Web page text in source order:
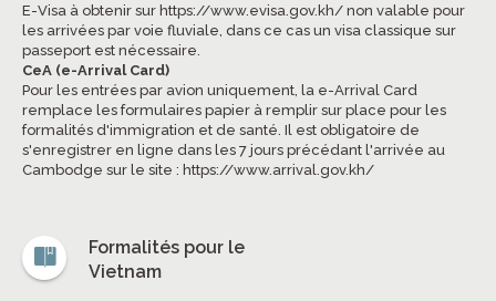
E-Visa à obtenir sur https://www.evisa.gov.kh/ non valable pour
les arrivées par voie fluviale, dans ce cas un visa classique sur
passeport est nécessaire.
CeA (e-Arrival Card)
Pour les entrées par avion uniquement, la e-Arrival Card
remplace les formulaires papier à remplir sur place pour les
formalités d'immigration et de santé. Il est obligatoire de
s'enregistrer en ligne dans les 7 jours précédant l'arrivée au
Cambodge sur le site : https://www.arrival.gov.kh/
Formalités pour le
Vietnam